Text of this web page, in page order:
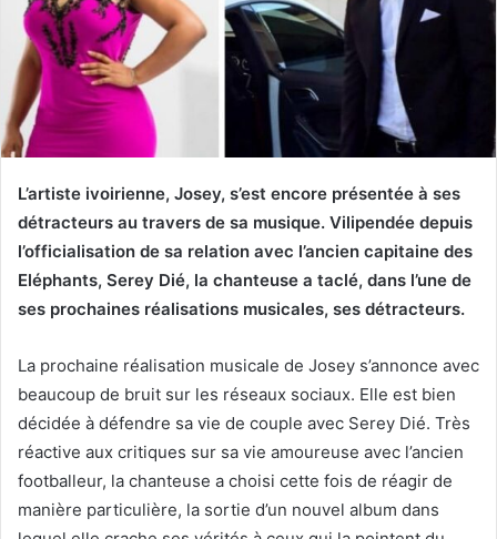
L’artiste ivoirienne, Josey, s’est encore présentée à ses
détracteurs au travers de sa musique. Vilipendée depuis
l’officialisation de sa relation avec l’ancien capitaine des
Eléphants, Serey Dié, la chanteuse a taclé, dans l’une de
ses prochaines réalisations musicales, ses détracteurs.
La prochaine réalisation musicale de Josey s’annonce avec
beaucoup de bruit sur les réseaux sociaux. Elle est bien
décidée à défendre sa vie de couple avec Serey Dié. Très
réactive aux critiques sur sa vie amoureuse avec l’ancien
footballeur, la chanteuse a choisi cette fois de réagir de
manière particulière, la sortie d’un nouvel album dans